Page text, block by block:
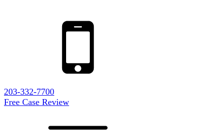
203-332-7700
Free Case Review